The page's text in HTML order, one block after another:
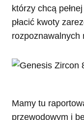
którzy chcą
płacić kwoty
rozpoznawalnych
Mamy tu
przewodowym i